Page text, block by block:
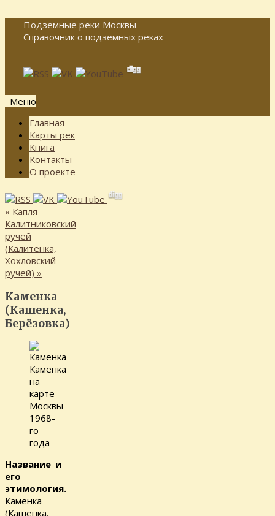
Подземные реки Москвы
Справочник о подземных реках
Меню
Перейти
содержимому
Главная
Карты рек
Книга
Контакты
О проекте
« Капля
Калитниковский
ручей
(Калитенка,
Хохловский
ручей) »
Каменка
(Кашенка,
Берёзовка)
Каменка
на
карте
Москвы
1968-
го
года
Название и
его
этимология.
Каменка
(Кашенка,